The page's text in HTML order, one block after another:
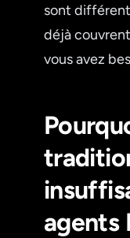
sont
déjà
vous avez
agents